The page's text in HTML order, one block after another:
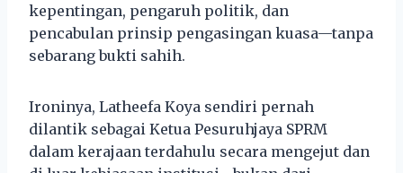
kepentingan, pengaruh politik, dan
pencabulan prinsip pengasingan kuasa—tanpa
sebarang bukti sahih.
Ironinya, Latheefa Koya sendiri pernah
dilantik sebagai Ketua Pesuruhjaya SPRM
dalam kerajaan terdahulu secara mengejut dan